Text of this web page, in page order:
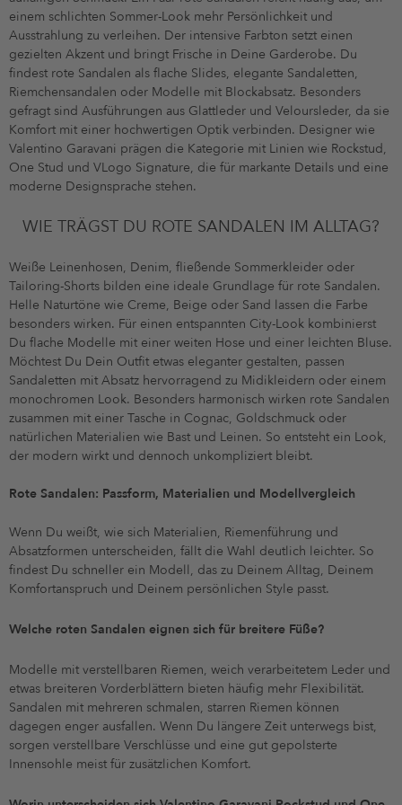
einem schlichten Sommer-Look mehr Persönlichkeit und
Ausstrahlung zu verleihen. Der intensive Farbton setzt einen
gezielten Akzent und bringt Frische in Deine Garderobe. Du
findest rote Sandalen als flache Slides, elegante Sandaletten,
Riemchensandalen oder Modelle mit Blockabsatz. Besonders
gefragt sind Ausführungen aus Glattleder und Veloursleder, da sie
Komfort mit einer hochwertigen Optik verbinden. Designer wie
Valentino Garavani prägen die Kategorie mit Linien wie Rockstud,
One Stud und VLogo Signature, die für markante Details und eine
moderne Designsprache stehen.
WIE TRÄGST DU ROTE SANDALEN IM ALLTAG?
Weiße Leinenhosen, Denim, fließende Sommerkleider oder
Tailoring-Shorts bilden eine ideale Grundlage für rote Sandalen.
Helle Naturtöne wie Creme, Beige oder Sand lassen die Farbe
besonders wirken. Für einen entspannten City-Look kombinierst
Du flache Modelle mit einer weiten Hose und einer leichten Bluse.
Möchtest Du Dein Outfit etwas eleganter gestalten, passen
Sandaletten mit Absatz hervorragend zu Midikleidern oder einem
monochromen Look. Besonders harmonisch wirken rote Sandalen
zusammen mit einer Tasche in Cognac, Goldschmuck oder
natürlichen Materialien wie Bast und Leinen. So entsteht ein Look,
der modern wirkt und dennoch unkompliziert bleibt.
Rote Sandalen: Passform, Materialien und Modellvergleich
Wenn Du weißt, wie sich Materialien, Riemenführung und
Absatzformen unterscheiden, fällt die Wahl deutlich leichter. So
findest Du schneller ein Modell, das zu Deinem Alltag, Deinem
Komfortanspruch und Deinem persönlichen Style passt.
Welche roten Sandalen eignen sich für breitere Füße?
Modelle mit verstellbaren Riemen, weich verarbeitetem Leder und
etwas breiteren Vorderblättern bieten häufig mehr Flexibilität.
Sandalen mit mehreren schmalen, starren Riemen können
dagegen enger ausfallen. Wenn Du längere Zeit unterwegs bist,
sorgen verstellbare Verschlüsse und eine gut gepolsterte
Innensohle meist für zusätzlichen Komfort.